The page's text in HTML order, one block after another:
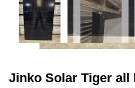
Jinko Solar Tiger all